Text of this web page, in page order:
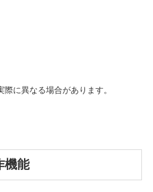
に異なる場合があります。
機能